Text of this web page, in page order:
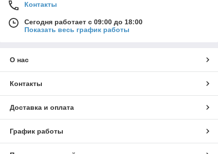
Контакты
Сегодня работает с 09:00 до 18:00
Показать весь график работы
О нас
Контакты
Доставка и оплата
График работы